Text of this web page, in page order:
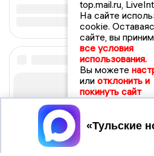
top.mail.ru,
На сайте
cookie.
сайте, вы
все условия
использования.
Вы можете
или отклонить и
покинуть сайт
Принять